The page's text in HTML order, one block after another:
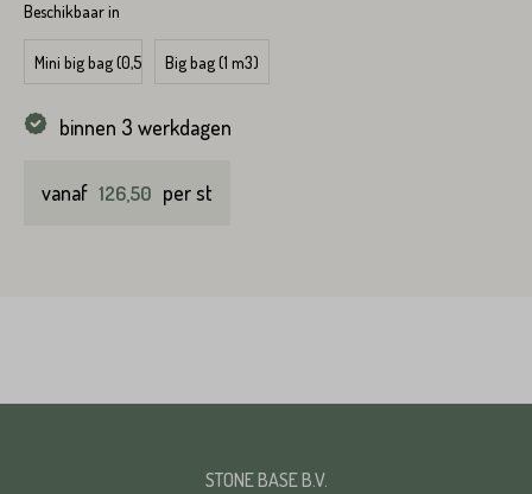
Beschikbaar in
Mini big bag (0,5 m3)Big bag (1 m3)
binnen 3 werkdagen
vanaf 126,50 per st
STONE BASE B.V.